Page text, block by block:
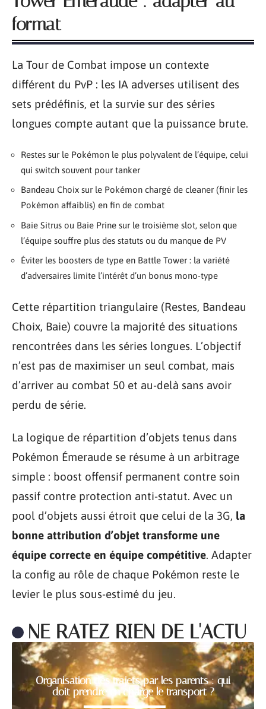
format
La Tour de Combat impose un contexte
différent du PvP : les IA adverses utilisent des
sets prédéfinis, et la survie sur des séries
longues compte autant que la puissance brute.
Restes sur le Pokémon le plus polyvalent de l’équipe, celui
qui switch souvent pour tanker
Bandeau Choix sur le Pokémon chargé de cleaner (finir les
Pokémon affaiblis) en fin de combat
Baie Sitrus ou Baie Prine sur le troisième slot, selon que
l’équipe souffre plus des statuts ou du manque de PV
Éviter les boosters de type en Battle Tower : la variété
d’adversaires limite l’intérêt d’un bonus mono-type
Cette répartition triangulaire (Restes, Bandeau
Choix, Baie) couvre la majorité des situations
rencontrées dans les séries longues. L’objectif
n’est pas de maximiser un seul combat, mais
d’arriver au combat 50 et au-delà sans avoir
perdu de série.
La logique de répartition d’objets tenus dans
Pokémon Émeraude se résume à un arbitrage
simple : boost offensif permanent contre soin
passif contre protection anti-statut. Avec un
pool d’objets aussi étroit que celui de la 3G, la
bonne attribution d’objet transforme une
équipe correcte en équipe compétitive. Adapter
la config au rôle de chaque Pokémon reste le
levier le plus sous-estimé du jeu.
NE RATEZ RIEN DE L'ACTU
Organisation des trajets par les parents : qui
doit prendre en charge le transport ?